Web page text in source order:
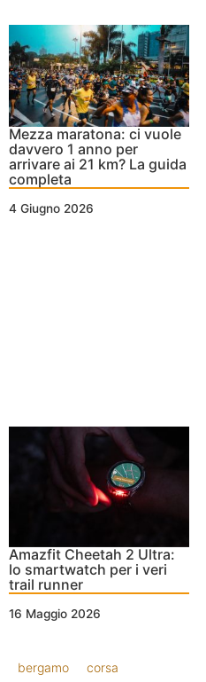
Mezza maratona: ci vuole
davvero 1 anno per
arrivare ai 21 km? La guida
completa
4 Giugno 2026
Amazfit Cheetah 2 Ultra:
lo smartwatch per i veri
trail runner
16 Maggio 2026
bergamo corsa